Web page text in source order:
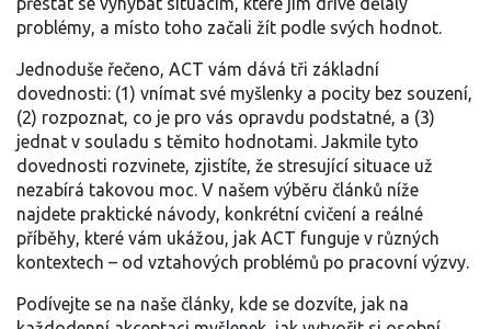
problémy, a místo toho začali žít podle svých hodnot.
Jednoduše řečeno, ACT vám dává tři základní
dovednosti: (1) vnímat své myšlenky a pocity bez souzení,
(2) rozpoznat, co je pro vás opravdu podstatné, a (3)
jednat v souladu s těmito hodnotami. Jakmile tyto
dovednosti rozvinete, zjistíte, že stresující situace už
nezabírá takovou moc. V našem výběru článků níže
najdete praktické návody, konkrétní cvičení a reálné
příběhy, které vám ukážou, jak ACT funguje v různých
kontextech – od vztahových problémů po pracovní výzvy.
Podívejte se na naše články, kde se dozvíte, jak na